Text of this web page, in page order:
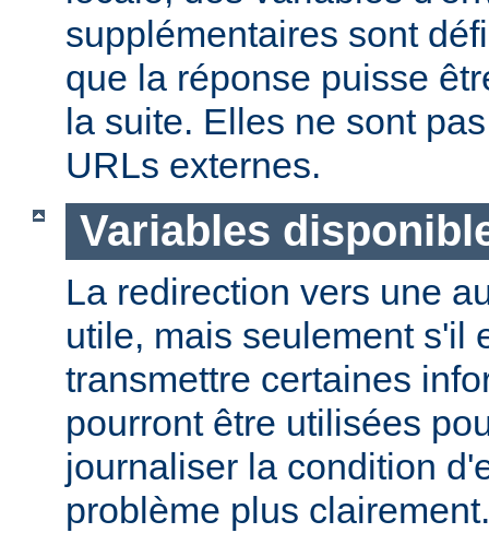
supplémentaires sont
que la réponse puisse
la suite. Elles ne sont
URLs externes.
Variables
La redirection vers une
utile, mais seulement s'il
transmettre certaines
pourront être utilisées
journaliser la condition
problème plus clairement.